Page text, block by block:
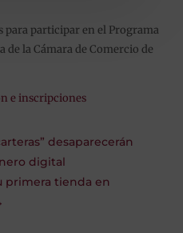
para participar en el Programa
de la Cámara de Comercio de
e inscripciones
desaparecerán
digital
primera tienda en